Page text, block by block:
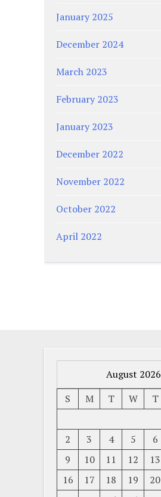
January 2025
December 2024
March 2023
February 2023
January 2023
December 2022
November 2022
October 2022
April 2022
August 2026
S
M T W T
2
3 4 5 6
9
10 11 12 13
16
17 18 19 20